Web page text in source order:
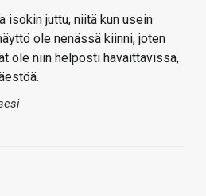
isokin juttu, niitä kun usein
ole nenässä kiinni, joten
ole niin helposti havaittavissa,